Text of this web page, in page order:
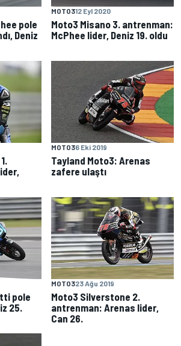
pole
Deniz
MOTO312 Eyl 2020
Moto3 Misano 3. antrenman:
McPhee lider, Deniz 19. oldu
MOTO36 Eki 2019
Tayland Moto3: Arenas
zafere ulaştı
pole
25.
MOTO323 Ağu 2019
Moto3 Silverstone 2.
antrenman: Arenas lider,
Can 26.